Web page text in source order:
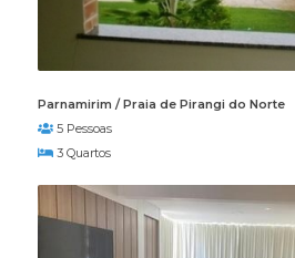
Parnamirim / Praia de Pirangi do Norte
5 Pessoas
3 Quartos